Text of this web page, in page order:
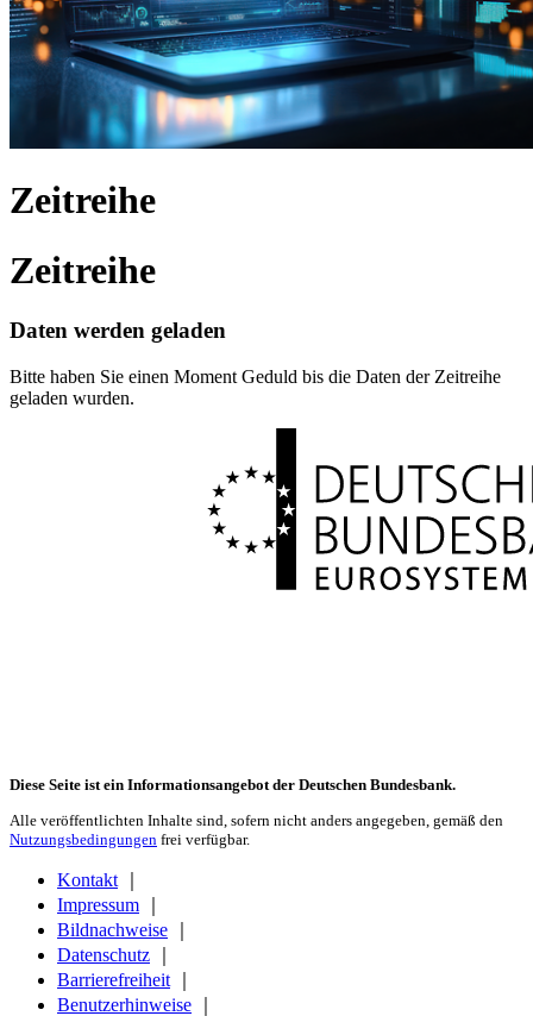
Zeitreihe
Zeitreihe
Daten werden geladen
Bitte haben Sie einen Moment Geduld bis die Daten der Zeitreihe
geladen wurden.
Diese Seite ist ein Informationsangebot der Deutschen Bundesbank.
Alle veröffentlichten Inhalte sind, sofern nicht anders angegeben, gemäß den
Nutzungsbedingungen frei verfügbar.
Kontakt
Impressum
Bildnachweise
Datenschutz
Barrierefreiheit
Benutzerhinweise